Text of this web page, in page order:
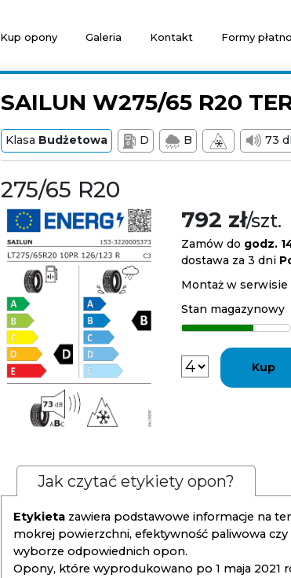
Kup opony Galeria Kontakt Formy
SAILUN W275/65 R20
Klasa Budżetowa D B 73
275/65 R20
792 zł/szt.
Zamów do godz.
dostawa za 3 dni
Montaż w serwisie
Stan magazynowy
Kup
Jak czytać etykiety opon?
Etykieta zawiera podstawowe informacje na
mokrej powierzchni, efektywność paliwowa
wyborze odpowiednich opon.
Opony, które wyprodukowano po 1 maja 2021